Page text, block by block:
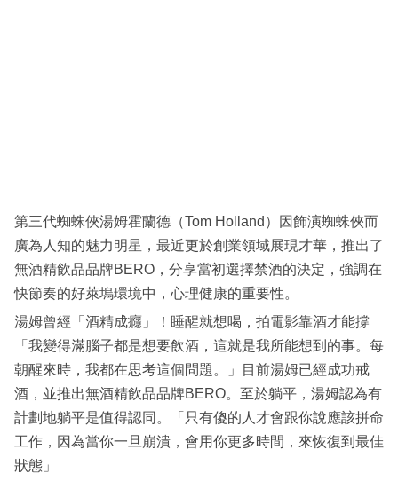
第三代蜘蛛俠湯姆霍蘭德（Tom Holland）因飾演蜘蛛俠而
廣為人知的魅力明星，最近更於創業領域展現才華，推出了
無酒精飲品品牌BERO，分享當初選擇禁酒的決定，強調在
快節奏的好萊塢環境中，心理健康的重要性。
湯姆曾經「酒精成癮」！睡醒就想喝，拍電影靠酒才能撐
「我變得滿腦子都是想要飲酒，這就是我所能想到的事。每
朝醒來時，我都在思考這個問題。」目前湯姆已經成功戒
酒，並推出無酒精飲品品牌BERO。至於躺平，湯姆認為有
計劃地躺平是值得認同。「只有傻的人才會跟你說應該拼命
工作，因為當你一旦崩潰，會用你更多時間，來恢復到最佳
狀態」